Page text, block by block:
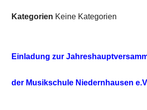
Kategorien Keine Kategorien
Einladung zur
der Musikschule Niedernhausen